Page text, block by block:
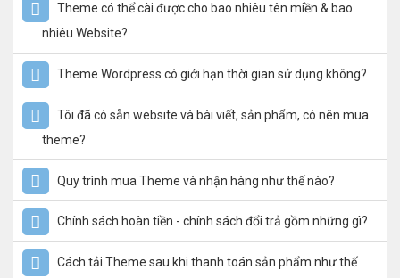
Theme có thể cài được cho bao nhiêu tên miền & bao
nhiêu Website?
Theme Wordpress có giới hạn thời gian sử dụng không?
Tôi đã có sẵn website và bài viết, sản phẩm, có nên mua
theme?
Quy trình mua Theme và nhận hàng như thế nào?
Chính sách hoàn tiền - chính sách đổi trả gồm những gì?
Cách tải Theme sau khi thanh toán sản phẩm như thế